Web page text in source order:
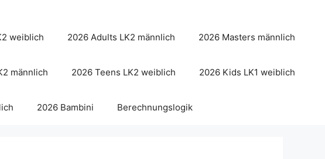
weiblich 2026 Adults LK2 männlich 2026 Masters männlich
männlich 2026 Teens LK2 weiblich 2026 Kids LK1 weiblich
2026 Bambini Berechnungslogik